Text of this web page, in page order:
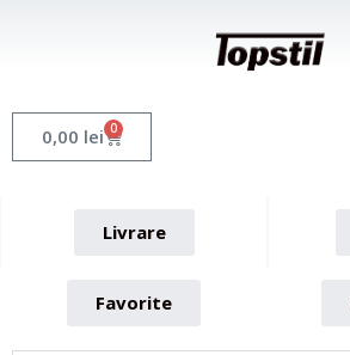
0,00 lei 0 Cart
Livrare
Favorite